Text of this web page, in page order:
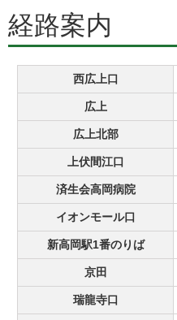
経路案内
西広上口
広上
広上北部
上伏間江口
済生会高岡病院
イオンモール口
新高岡駅1番のりば
京田
瑞龍寺口